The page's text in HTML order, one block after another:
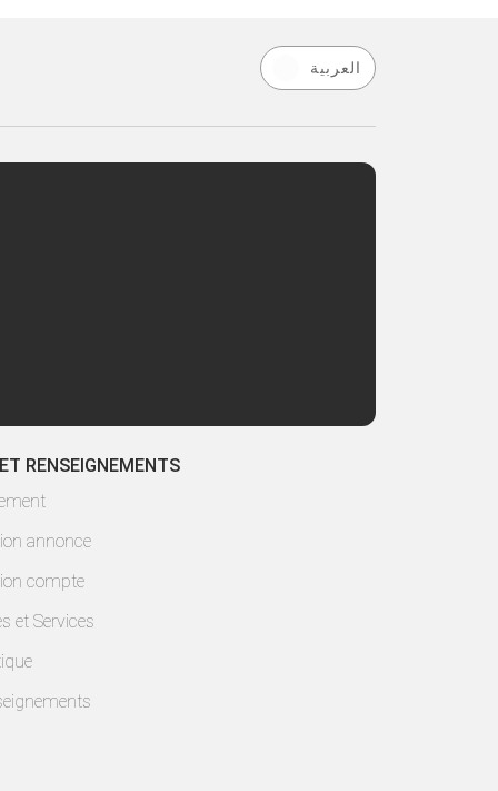
العربية
RENSEIGNEMENTS
annonce
compte
et Services